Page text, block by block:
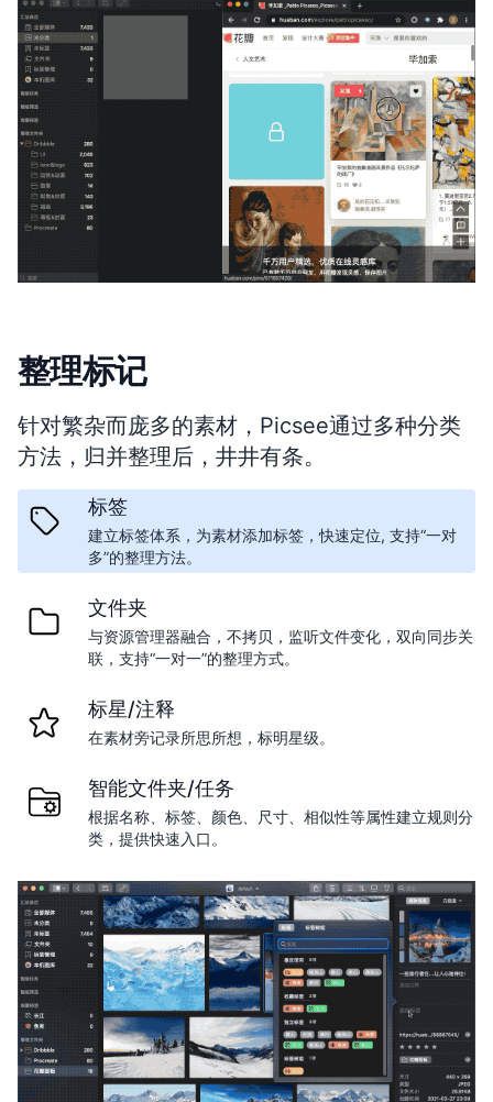
整理标记
针对繁杂而庞多的素材，Picsee通过多种分类
方法，归并整理后，井井有条。
标签
建立标签体系，为素材添加标签，快速定位, 支持“一对
多”的整理方法。
文件夹
与资源管理器融合，不拷贝，监听文件变化，双向同步关
联，支持“一对一”的整理方式。
标星/注释
在素材旁记录所思所想，标明星级。
智能文件夹/任务
根据名称、标签、颜色、尺寸、相似性等属性建立规则分
类，提供快速入口。